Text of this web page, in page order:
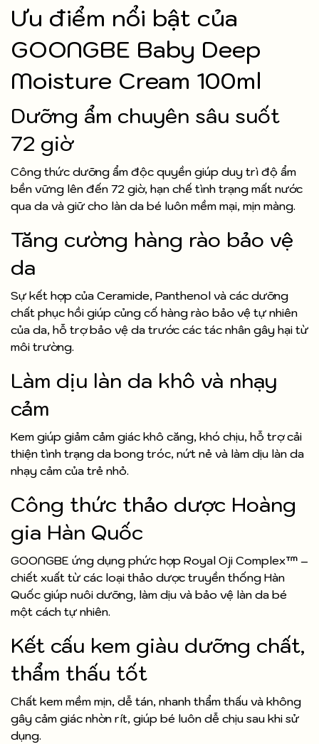
Ưu điểm nổi bật của
GOONGBE Baby Deep
Moisture Cream 100ml
Dưỡng ẩm chuyên sâu suốt
72 giờ
Công thức dưỡng ẩm độc quyền giúp duy trì độ ẩm
bền vững lên đến 72 giờ, hạn chế tình trạng mất nước
qua da và giữ cho làn da bé luôn mềm mại, mịn màng.
Tăng cường hàng rào bảo vệ
da
Sự kết hợp của Ceramide, Panthenol và các dưỡng
chất phục hồi giúp củng cố hàng rào bảo vệ tự nhiên
của da, hỗ trợ bảo vệ da trước các tác nhân gây hại từ
môi trường.
Làm dịu làn da khô và nhạy
cảm
Kem giúp giảm cảm giác khô căng, khó chịu, hỗ trợ cải
thiện tình trạng da bong tróc, nứt nẻ và làm dịu làn da
nhạy cảm của trẻ nhỏ.
Công thức thảo dược Hoàng
gia Hàn Quốc
GOONGBE ứng dụng phức hợp Royal Oji Complex™ –
chiết xuất từ các loại thảo dược truyền thống Hàn
Quốc giúp nuôi dưỡng, làm dịu và bảo vệ làn da bé
một cách tự nhiên.
Kết cấu kem giàu dưỡng chất,
thẩm thấu tốt
Chất kem mềm mịn, dễ tán, nhanh thẩm thấu và không
gây cảm giác nhờn rít, giúp bé luôn dễ chịu sau khi sử
dụng.